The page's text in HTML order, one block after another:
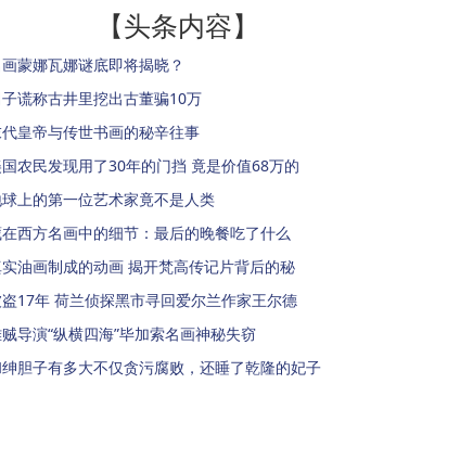
【头条内容】
蒙娜瓦娜谜底即将揭晓？
谎称古井里挖出古董骗10万
皇帝与传世书画的秘辛往事
农民发现用了30年的门挡 竟是价值68万的
上的第一位艺术家竟不是人类
西方名画中的细节：最后的晚餐吃了什么
油画制成的动画 揭开梵高传记片背后的秘
17年 荷兰侦探黑市寻回爱尔兰作家王尔德
导演“纵横四海”毕加索名画神秘失窃
胆子有多大不仅贪污腐败，还睡了乾隆的妃子